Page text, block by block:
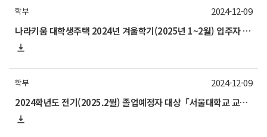
학부
나라키움 대학생주택 2024년 겨울학기(2025년 1~2월) 입주자 모집 안내
2024-12-09
학부
2024학년도 전기(2025.2월) 졸업예정자 대상「서울대학교 교과인증과정」이수 신청 안내
2024-12-09